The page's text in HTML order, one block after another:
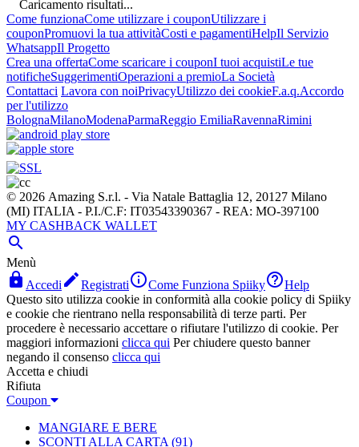
Caricamento risultati...
Come funzionaCome utilizzare i couponUtilizzare i
couponPromuovi la tua attivitàCosti e pagamentiHelpIl Servizio
WhatsappIl Progetto
Crea una offertaCome scaricare i couponI tuoi acquistiLe tue
notificheSuggerimentiOperazioni a premioLa Società
Contattaci Lavora con noiPrivacyUtilizzo dei cookieF.a.q.Accordo
per l'utilizzo
BolognaMilanoModenaParmaReggio EmiliaRavennaRimini
© 2026 Amazing S.r.l. - Via Natale Battaglia 12, 20127 Milano
(MI) ITALIA - P.I./C.F: IT03543390367 - REA: MO-397100
MY CASHBACK WALLET

Menù
 Accedi RegistratiCome Funziona SpiikyHelp
Questo sito utilizza cookie in conformità alla cookie policy di Spiiky
e cookie che rientrano nella responsabilità di terze parti. Per
procedere è necessario accettare o rifiutare l'utilizzo di cookie. Per
maggiori informazioni clicca qui Per chiudere questo banner
negando il consenso clicca qui
Accetta e chiudi
Rifiuta
Coupon
MANGIARE E BERE
SCONTI ALLA CARTA (91)